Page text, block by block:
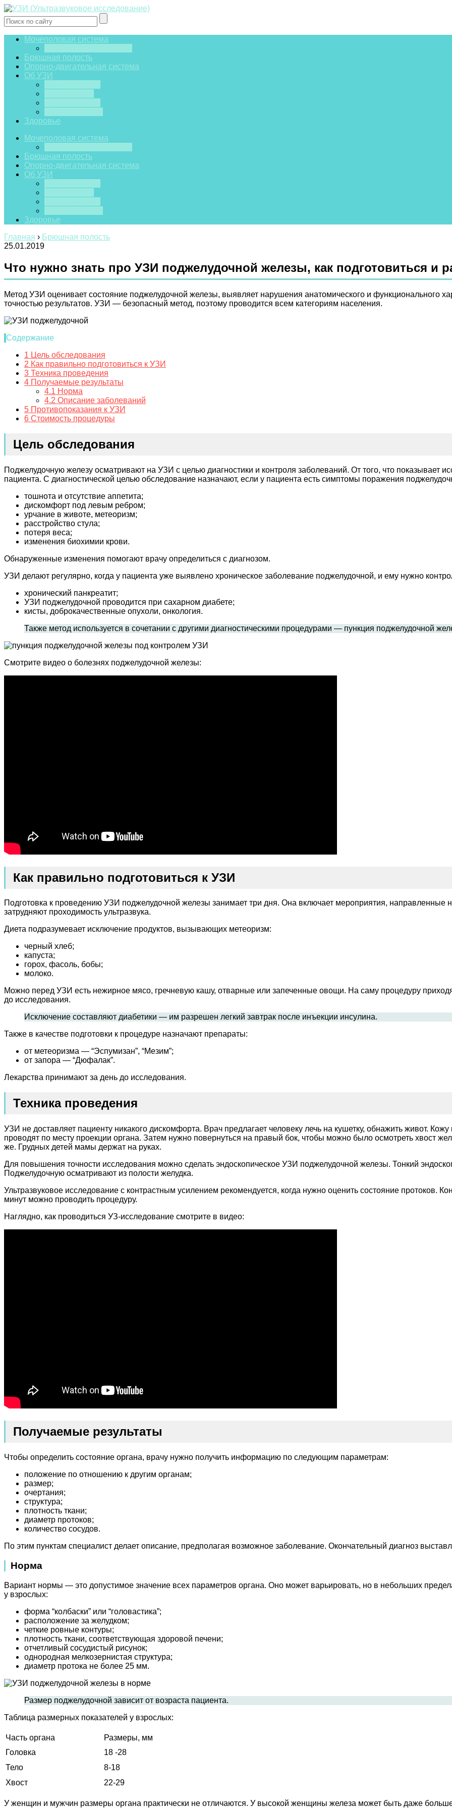
Мочеполовая система
Брюшная полость
Опорно-двигательная система
Об УЗИ
Здоровье
Мочеполовая система
Брюшная полость
Опорно-двигательная система
Об УЗИ
Здоровье
Главная › Брюшная полость
25.01.2019
Что нужно знать про УЗИ поджелудочной железы, как подготовиться и
Метод УЗИ оценивает состояние поджелудочной железы, выявляет нарушения анатомического и функционального
точностью результатов. УЗИ — безопасный метод, поэтому проводится всем категориям населения.
Содержание
1 Цель обследования
2 Как правильно подготовиться к УЗИ
3 Техника проведения
4 Получаемые результаты
4.1 Норма
4.2 Описание заболеваний
5 Противопоказания к УЗИ
6 Стоимость процедуры
Цель обследования
Поджелудочную железу осматривают на УЗИ с целью диагностики и контроля заболеваний. От того, что показывает
пациента. С диагностической целью обследование назначают, если у пациента есть симптомы поражения
тошнота и отсутствие аппетита;
дискомфорт под левым ребром;
урчание в животе, метеоризм;
расстройство стула;
потеря веса;
изменения биохимии крови.
Обнаруженные изменения помогают врачу определиться с диагнозом.
УЗИ делают регулярно, когда у пациента уже выявлено хроническое заболевание поджелудочной, и ему нужно
хронический панкреатит;
УЗИ поджелудочной проводится при сахарном диабете;
кисты, доброкачественные опухоли, онкология.
Также метод используется в сочетании с другими диагностическими процедурами — пункция поджелудочной
Смотрите видео о болезнях поджелудочной железы:
Как правильно подготовиться к УЗИ
Подготовка к проведению УЗИ поджелудочной железы занимает три дня. Она включает мероприятия, направленные
затрудняют проходимость ультразвука.
Диета подразумевает исключение продуктов, вызывающих метеоризм:
черный хлеб;
капуста;
горох, фасоль, бобы;
молоко.
Можно перед УЗИ есть нежирное мясо, гречневую кашу, отварные или запеченные овощи. На саму процедуру
до исследования.
Исключение составляют диабетики — им разрешен легкий завтрак после инъекции инсулина.
Также в качестве подготовки к процедуре назначают препараты:
от метеоризма — “Эспумизан”, “Мезим”;
от запора — “Дюфалак”.
Лекарства принимают за день до исследования.
Техника проведения
УЗИ не доставляет пациенту никакого дискомфорта. Врач предлагает человеку лечь на кушетку, обнажить живот.
проводят по месту проекции органа. Затем нужно повернуться на правый бок, чтобы можно было осмотреть хвост
же. Грудных детей мамы держат на руках.
Для повышения точности исследования можно сделать эндоскопическое УЗИ поджелудочной железы. Тонкий
Поджелудочную осматривают из полости желудка.
Ультразвуковое исследование с контрастным усилением рекомендуется, когда нужно оценить состояние протоков.
минут можно проводить процедуру.
Наглядно, как проводиться УЗ-исследование смотрите в видео:
Получаемые результаты
Чтобы определить состояние органа, врачу нужно получить информацию по следующим параметрам:
положение по отношению к другим органам;
размер;
очертания;
структура;
плотность ткани;
диаметр протоков;
количество сосудов.
По этим пунктам специалист делает описание, предполагая возможное заболевание. Окончательный диагноз
Норма
Вариант нормы — это допустимое значение всех параметров органа. Оно может варьировать, но в небольших
у взрослых:
форма “колбаски” или “головастика”;
расположение за желудком;
четкие ровные контуры;
плотность ткани, соответствующая здоровой печени;
отчетливый сосудистый рисунок;
однородная мелкозернистая структура;
диаметр протока не более 25 мм.
Размер поджелудочной зависит от возраста пациента.
Таблица размерных показателей у взрослых:
Часть органа
Размеры, мм
Головка
18 -28
Тело
8-18
Хвост
22-29
У женщин и мужчин размеры органа практически не отличаются. У высокой женщины железа может быть даже